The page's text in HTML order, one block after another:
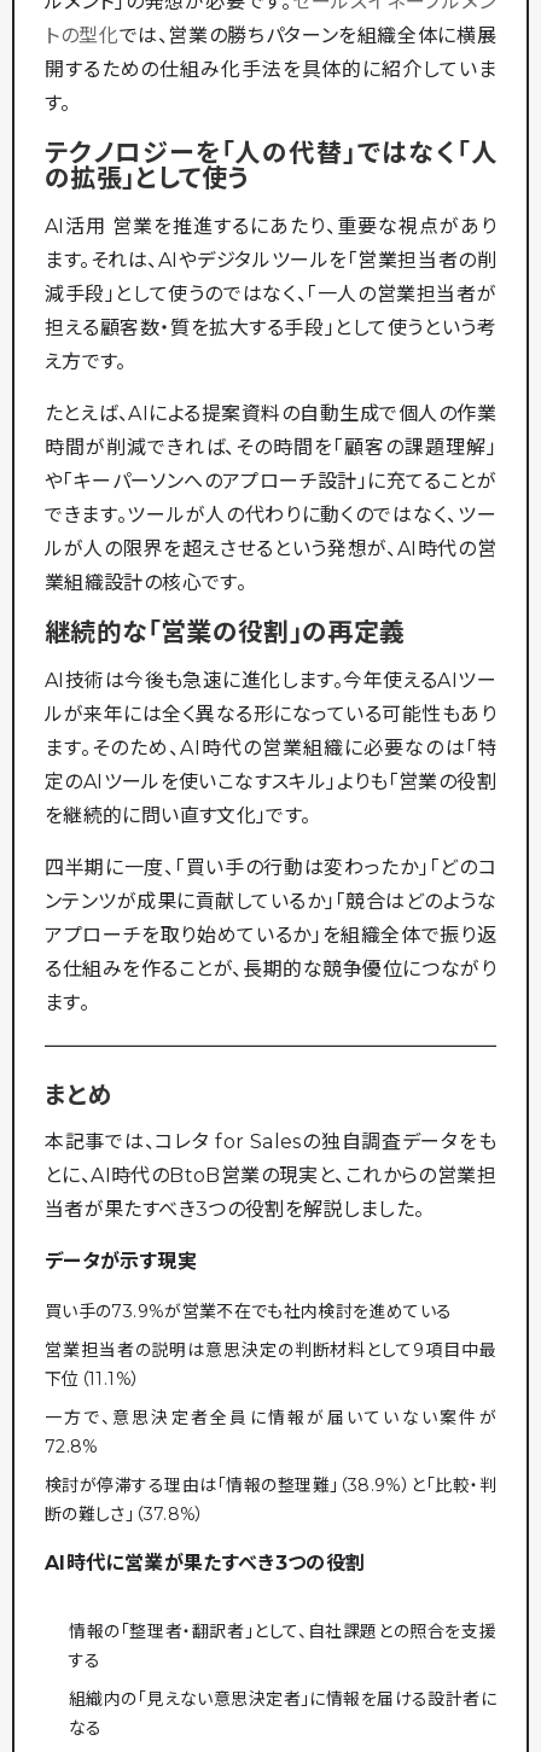
トの型化では、営業の勝ちパターンを組織全体に横展
開するための仕組み化手法を具体的に紹介していま
す。
テクノロジーを「人の代替」ではなく「人
の拡張」として使う
AI活用 営業を推進するにあたり、重要な視点があり
ます。それは、AIやデジタルツールを「営業担当者の削
減手段」として使うのではなく、「一人の営業担当者が
担える顧客数・質を拡大する手段」として使うという考
え方です。
たとえば、AIによる提案資料の自動生成で個人の作業
時間が削減できれば、その時間を「顧客の課題理解」
や「キーパーソンへのアプローチ設計」に充てることが
できます。ツールが人の代わりに動くのではなく、ツー
ルが人の限界を超えさせるという発想が、AI時代の営
業組織設計の核心です。
継続的な「営業の役割」の再定義
AI技術は今後も急速に進化します。今年使えるAIツー
ルが来年には全く異なる形になっている可能性もあり
ます。そのため、AI時代の営業組織に必要なのは「特
定のAIツールを使いこなすスキル」よりも「営業の役割
を継続的に問い直す文化」です。
四半期に一度、「買い手の行動は変わったか」「どのコ
ンテンツが成果に貢献しているか」「競合はどのような
アプローチを取り始めているか」を組織全体で振り返
る仕組みを作ることが、長期的な競争優位につながり
ます。
まとめ
本記事では、コレタ for Salesの独自調査データをも
とに、AI時代のBtoB営業の現実と、これからの営業担
当者が果たすべき3つの役割を解説しました。
データが示す現実
買い手の73.9%が営業不在でも社内検討を進めている
営業担当者の説明は意思決定の判断材料として9項目中最
下位（11.1%）
一方で、意思決定者全員に情報が届いていない案件が
72.8%
検討が停滞する理由は「情報の整理難」（38.9%）と「比較・判
断の難しさ」（37.8%）
AI時代に営業が果たすべき3つの役割
情報の「整理者・翻訳者」として、自社課題との照合を支援
する
組織内の「見えない意思決定者」に情報を届ける設計者に
なる